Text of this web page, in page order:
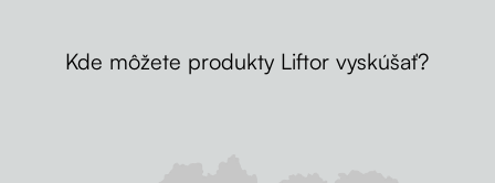
Kde môžete produkty Liftor vyskúšať?